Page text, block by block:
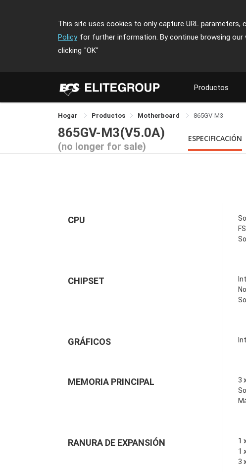
This site uses cookies to only capture URL parameters,
Policy for further information. By continue browsing our
clicking "OK"
Productos
Hogar Productos Motherboard 865GV-M3
865GV-M3(V5.0A)
(no longer for sale)
ESPECIFICACIÓN
CPU
CHIPSET
GRÁFICOS
MEMORIA PRINCIPAL
3
RANURA DE EXPANSIÓN
1
1
3